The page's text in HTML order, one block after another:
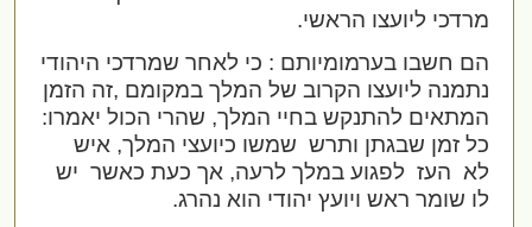
מרדכי ליועצו הראשי.
הם חשבו בערמומיותם : כי לאחר שמרדכי היהודי
נתמנה ליועצו הקרוב של המלך במקומם ,זה הזמן
המתאים להתנקש בחיי המלך, שהרי הכול יאמרו:
כל זמן שבגתן ותרש שמשו כיועצי המלך, איש
לא העז לפגוע במלך לרעה, אך כעת כאשר יש
לו שומר ראש ויועץ יהודי הוא נהרג.